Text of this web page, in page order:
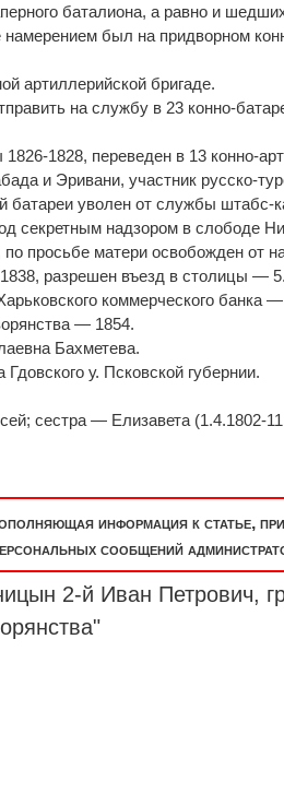
баталиона, а равно и
намерением был на придворном
артиллерийской бригаде.
на службу в 23 конно-
1826-1828, переведен в 13 конно-
и Эривани, участник русско-
батареи уволен от службы штабс-
секретным надзором в слободе
просьбе матери освобожден от
разрешен въезд в столицы —
коммерческого банка
— 1854.
Бахметева.
у. Псковской губернии.
сестра — Елизавета (1.4.1802-
информация к статье,
сообщений
2-й Иван Петрович,